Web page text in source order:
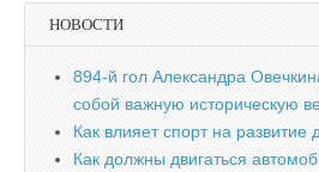
НОВОСТИ
894-й гол Александра
собой важную историческую
Как влияет спорт на развитие
Как должны двигаться